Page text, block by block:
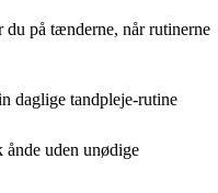
du på tænderne, når rutinerne
daglige tandpleje-rutine
uden unødige